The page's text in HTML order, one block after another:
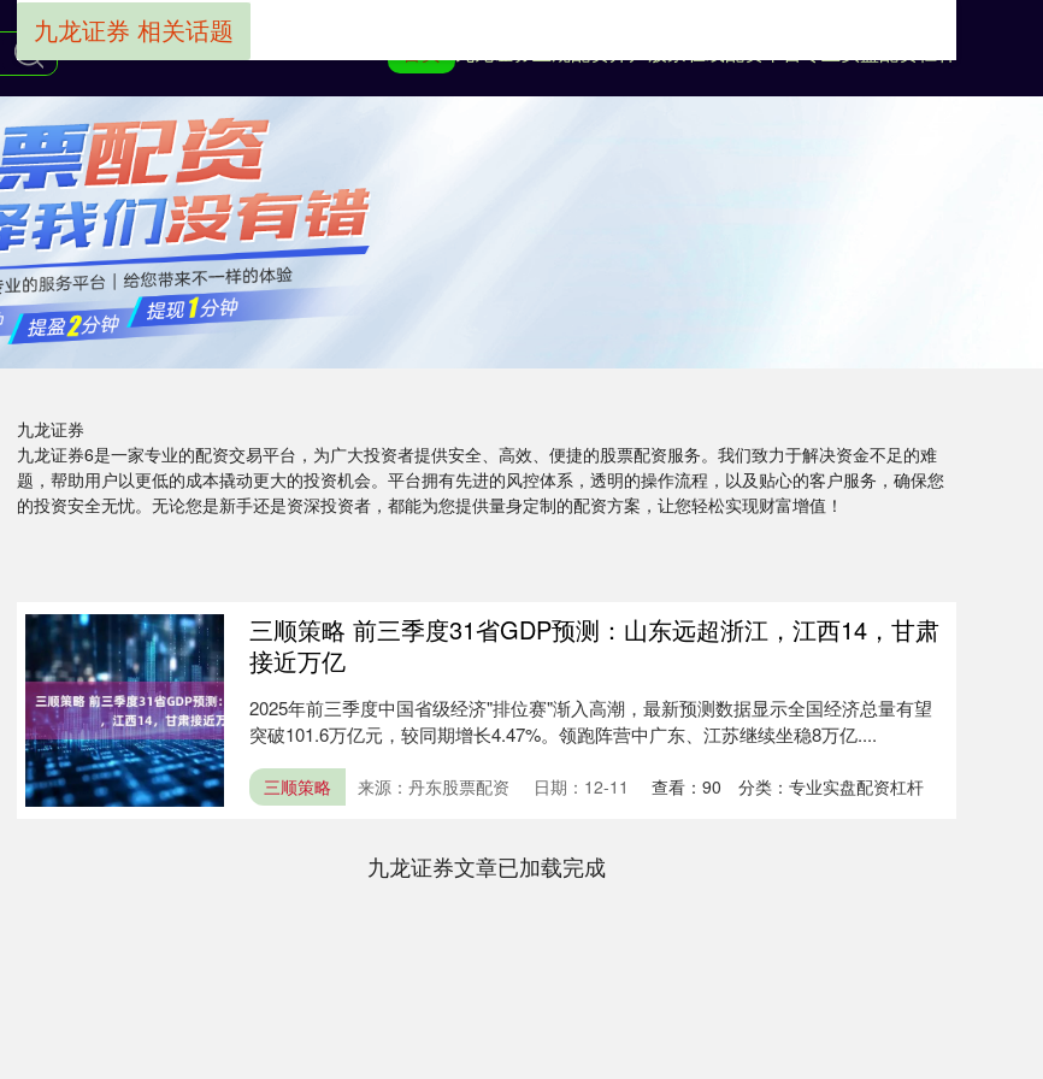
九龙证券
九龙证券6是一家专业的配资交易平台，为广大投资者提供安全、高效、便捷的股票配资服务。我们致力于解决资金不足的难
题，帮助用户以更低的成本撬动更大的投资机会。平台拥有先进的风控体系，透明的操作流程，以及贴心的客户服务，确保您
的投资安全无忧。无论您是新手还是资深投资者，都能为您提供量身定制的配资方案，让您轻松实现财富增值！
九龙证券 相关话题
三顺策略 前三季度31省GDP预测：山东远超浙江，江西14，甘肃
接近万亿
2025年前三季度中国省级经济"排位赛"渐入高潮，最新预测数据显示全国经济总量有望
突破101.6万亿元，较同期增长4.47%。领跑阵营中广东、江苏继续坐稳8万亿....
三顺策略 来源：丹东股票配资 日期：12-11 查看：90 分类：专业实盘配资杠杆
九龙证券文章已加载完成